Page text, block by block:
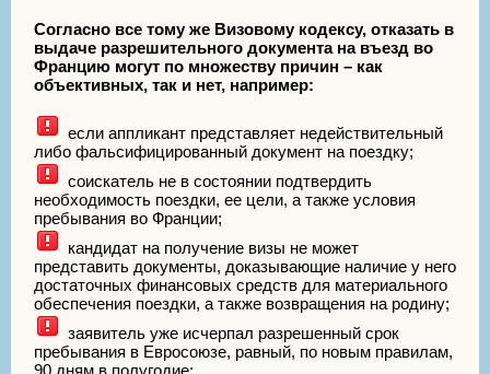
Согласно все тому же Визовому кодексу, отказать в
выдаче разрешительного документа на въезд во
Францию могут по множеству причин – как
объективных, так и нет, например:
если аппликант представляет недействительный
либо фальсифицированный документ на поездку;
соискатель не в состоянии подтвердить
необходимость поездки, ее цели, а также условия
пребывания во Франции;
кандидат на получение визы не может
представить документы, доказывающие наличие у него
достаточных финансовых средств для материального
обеспечения поездки, а также возвращения на родину;
заявитель уже исчерпал разрешенный срок
пребывания в Евросоюзе, равный, по новым правилам,
90 дням в полугодие;